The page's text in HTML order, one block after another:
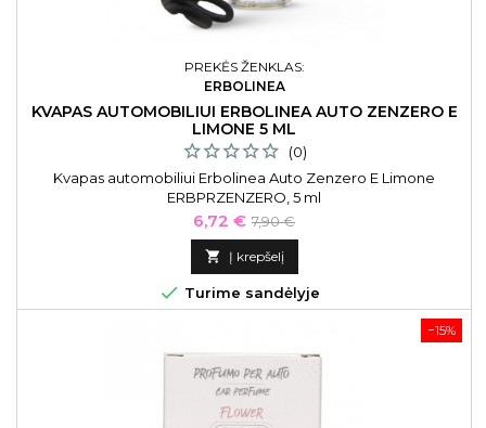
PREKĖS ŽENKLAS:
ERBOLINEA
KVAPAS AUTOMOBILIUI ERBOLINEA AUTO ZENZERO E
LIMONE 5 ML
(0)
Kvapas automobiliui Erbolinea Auto Zenzero E Limone
ERBPRZENZERO, 5 ml
Kaina
6,72 € Bazinė
kaina
7,90 €
 Į krepšelį
 Turime sandėlyje
−15%